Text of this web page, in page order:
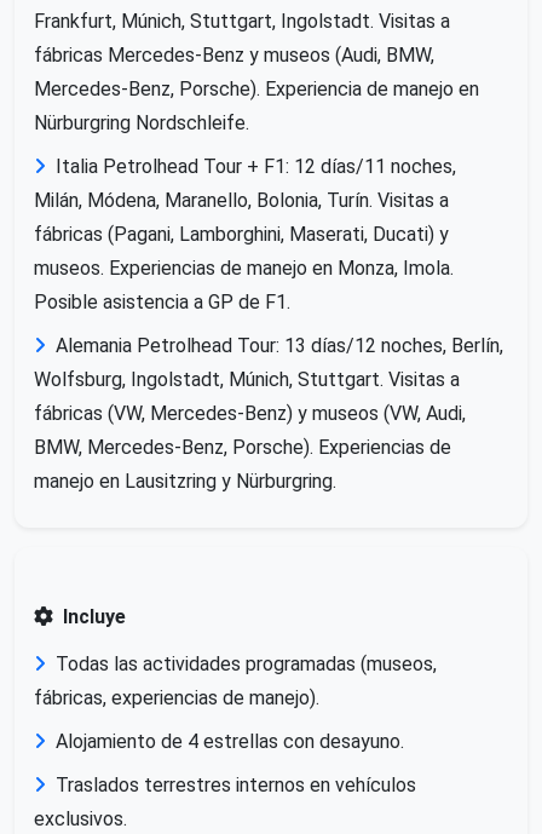
Frankfurt, Múnich, Stuttgart, Ingolstadt. Visitas a
fábricas Mercedes-Benz y museos (Audi, BMW,
Mercedes-Benz, Porsche). Experiencia de manejo en
Nürburgring Nordschleife.
Italia Petrolhead Tour + F1: 12 días/11 noches,
Milán, Módena, Maranello, Bolonia, Turín. Visitas a
fábricas (Pagani, Lamborghini, Maserati, Ducati) y
museos. Experiencias de manejo en Monza, Imola.
Posible asistencia a GP de F1.
Alemania Petrolhead Tour: 13 días/12 noches, Berlín,
Wolfsburg, Ingolstadt, Múnich, Stuttgart. Visitas a
fábricas (VW, Mercedes-Benz) y museos (VW, Audi,
BMW, Mercedes-Benz, Porsche). Experiencias de
manejo en Lausitzring y Nürburgring.
Incluye
Todas las actividades programadas (museos,
fábricas, experiencias de manejo).
Alojamiento de 4 estrellas con desayuno.
Traslados terrestres internos en vehículos
exclusivos.